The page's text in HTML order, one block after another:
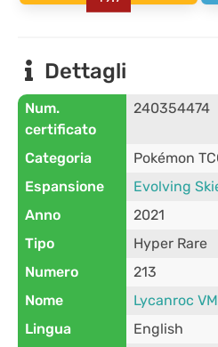
Dettagli
Num.
certificato
240354474
Categoria
Pokémon
Espansione
Evolving
Anno
2021
Tipo
Hyper Rare
Numero
213
Nome
Lycanroc
Lingua
English